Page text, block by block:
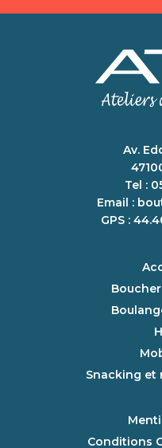
Av.
Tel :
Email :
GPS :
Snacking et
Conditions